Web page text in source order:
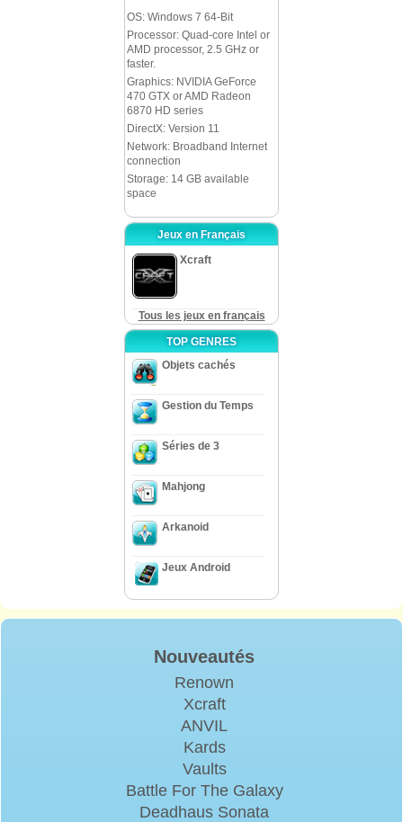
OS: Windows 7 64-Bit
Processor: Quad-core Intel or
AMD processor, 2.5 GHz or
faster.
Graphics: NVIDIA GeForce
470 GTX or AMD Radeon
6870 HD series
DirectX: Version 11
Network: Broadband Internet
connection
Storage: 14 GB available
space
Jeux en Français
Xcraft
Tous les jeux en français
TOP GENRES
Objets cachés
Gestion du Temps
Séries de 3
Mahjong
Arkanoid
Jeux Android
Nouveautés
Renown
Xcraft
ANVIL
Kards
Vaults
Battle For The Galaxy
Deadhaus Sonata